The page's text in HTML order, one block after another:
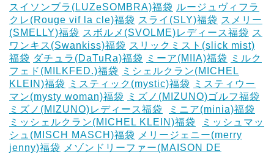
スイソンブラ(LUZeSOMBRA)福袋 ルージュヴィフラ
クレ(Rouge vif la cle)福袋 スライ(SLY)福袋 スメリー
(SMELLY)福袋 スボルメ(SVOLME)レディース福袋 ス
ワンキス(Swankiss)福袋 スリックミスト(slick mist)
福袋 ダチュラ(DaTuRa)福袋 ‎ミーア(MIIA)福袋
ミルク
フェド(MILKFED.)福袋
ミシェルクラン(MICHEL
KLEIN)福袋
ミスティック(mystic)福袋
ミスティウー
マン(mysty woman)福袋
ミズノ(MIZUNO)ゴルフ福袋
ミズノ(MIZUNO)レディース福袋
ミニア(minia)福袋
ミッシェルクラン(MICHEL KLEIN)福袋
ミッシュマッ
シュ(MISCH MASCH)福袋
メリージェニー(merry
jenny)福袋
メゾンドリーファー(MAISON DE